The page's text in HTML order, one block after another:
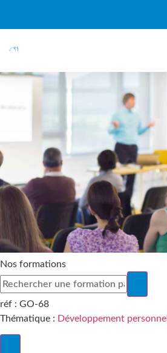
Nos formations
réf : GO-68
Thématique : Développement personnel